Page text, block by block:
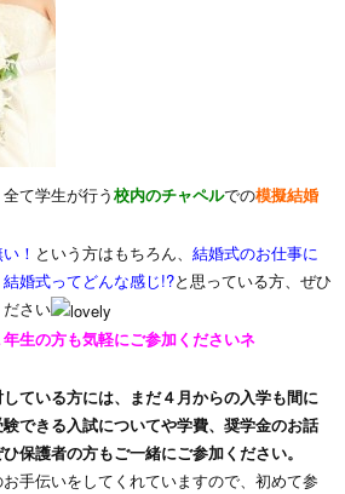
て学生が行う校内のチャペルでの模擬結婚
！ という方はもちろん、 結婚式のお仕事に
結婚式ってどんな感じ!?と思っている方、ぜひ
さい
生の方も気軽にご参加くださいネ
ている方には、まだ４月からの入学も間に
できる入試についてや学費、奨学金のお話
保護者の方もご一緒にご参加ください。
手伝いをしてくれていますので、初めて参